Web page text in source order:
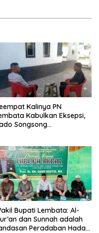
Kalinya PN
Kabulkan Eksepsi,
Songsong
Bupati Lembata: Al-
dan Sunnah adalah
Peradaban Hadapi